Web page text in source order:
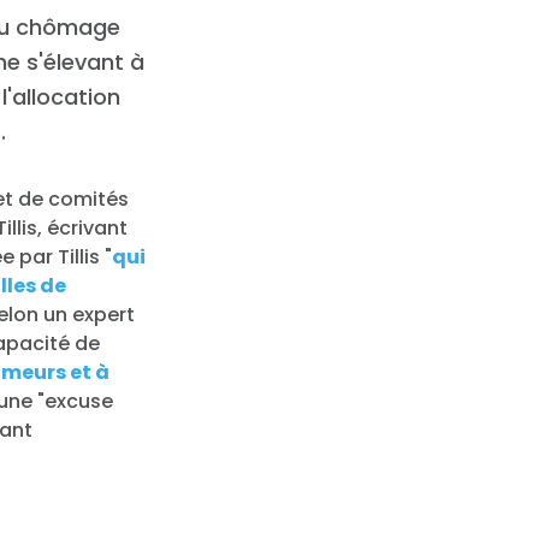
chômage
s'élevant à
de comités
écrivant
par Tillis "qui
de
un expert
de
et à
"excuse